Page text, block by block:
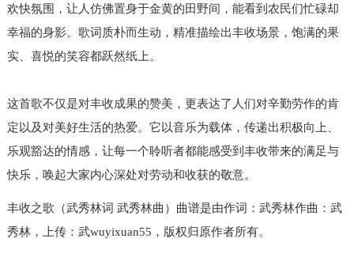
欢快氛围，让人仿佛置身于金黄的田野间，能看到农民们忙碌却
幸福的身影。歌词质朴而生动，精准描绘出丰收场景，饱满的果
实、喜悦的笑容都跃然纸上。
这首歌不仅是对丰收成果的赞美，更表达了人们对辛勤劳作的肯
定以及对美好生活的热爱。它以音乐为载体，传递出积极向上、
乐观豁达的情感，让每一个聆听者都能感受到丰收带来的满足与
快乐，唤起大家内心深处对劳动和收获的敬意。
丰收之歌（武秀林词 武秀林曲）曲谱是由作词：武秀林作曲：武
秀林，上传：武wuyixuan55，版权归原作者所有。